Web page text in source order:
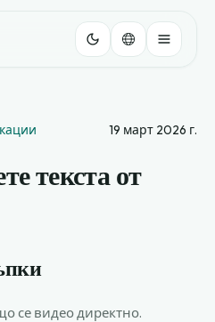
19 март 2026 г.
текста от
се видео директно.